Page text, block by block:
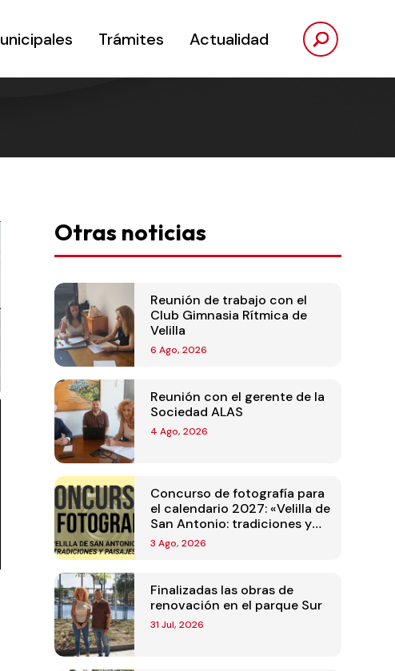
Trámites Actualidad
Otras noticias
Reunión de trabajo con el
Club Gimnasia Rítmica de
Velilla
6 Ago, 2026
Reunión con el gerente de la
Sociedad ALAS
4 Ago, 2026
Concurso de fotografía para
el calendario 2027: «Velilla de
San Antonio: tradiciones y
paisajes»
3 Ago, 2026
Finalizadas las obras de
renovación en el parque Sur
31 Jul, 2026